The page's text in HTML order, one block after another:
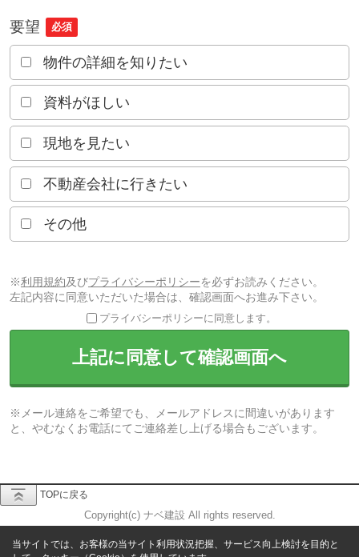
要望 必須
物件の詳細を知りたい
資料がほしい
現地を見たい
不動産会社に行きたい
その他
※利用規約及びプライバシーポリシーを必ずお読みください。
左記内容に同意いただいた場合は、確認画面へお進み下さい。
プライバシーポリシーに同意します。
上記に同意して確認画面へ
※メール連絡をご希望でも、メールアドレスに間違いがあります
と、やむなくお電話にてご連絡差し上げる場合もございます。
TOPに戻る
Copyright(c) ナベ建設 All rights reserved.
当サイトでは、お客様の当サイト利用状況把握、サービス向上検討を目的と